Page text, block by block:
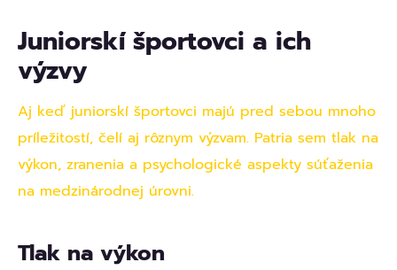
Juniorskí športovci a ich
výzvy
Aj keď juniorskí športovci majú pred sebou mnoho
príležitostí, čelí aj rôznym výzvam. Patria sem tlak na
výkon, zranenia a psychologické aspekty súťaženia
na medzinárodnej úrovni.
Tlak na výkon